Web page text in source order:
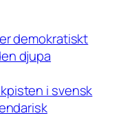
demokratiskt
djupa
i svensk